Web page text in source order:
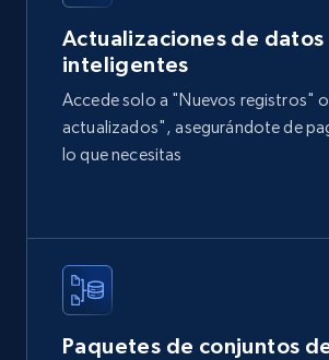
2.1K+
Home Depot US
URL, Domain, Country code, Model
Actualizaciones de datos
inteligentes
Accede solo a "Nuevos registros"
actualizados", asegurándote de
lo que necesitas
Paquetes de conjuntos